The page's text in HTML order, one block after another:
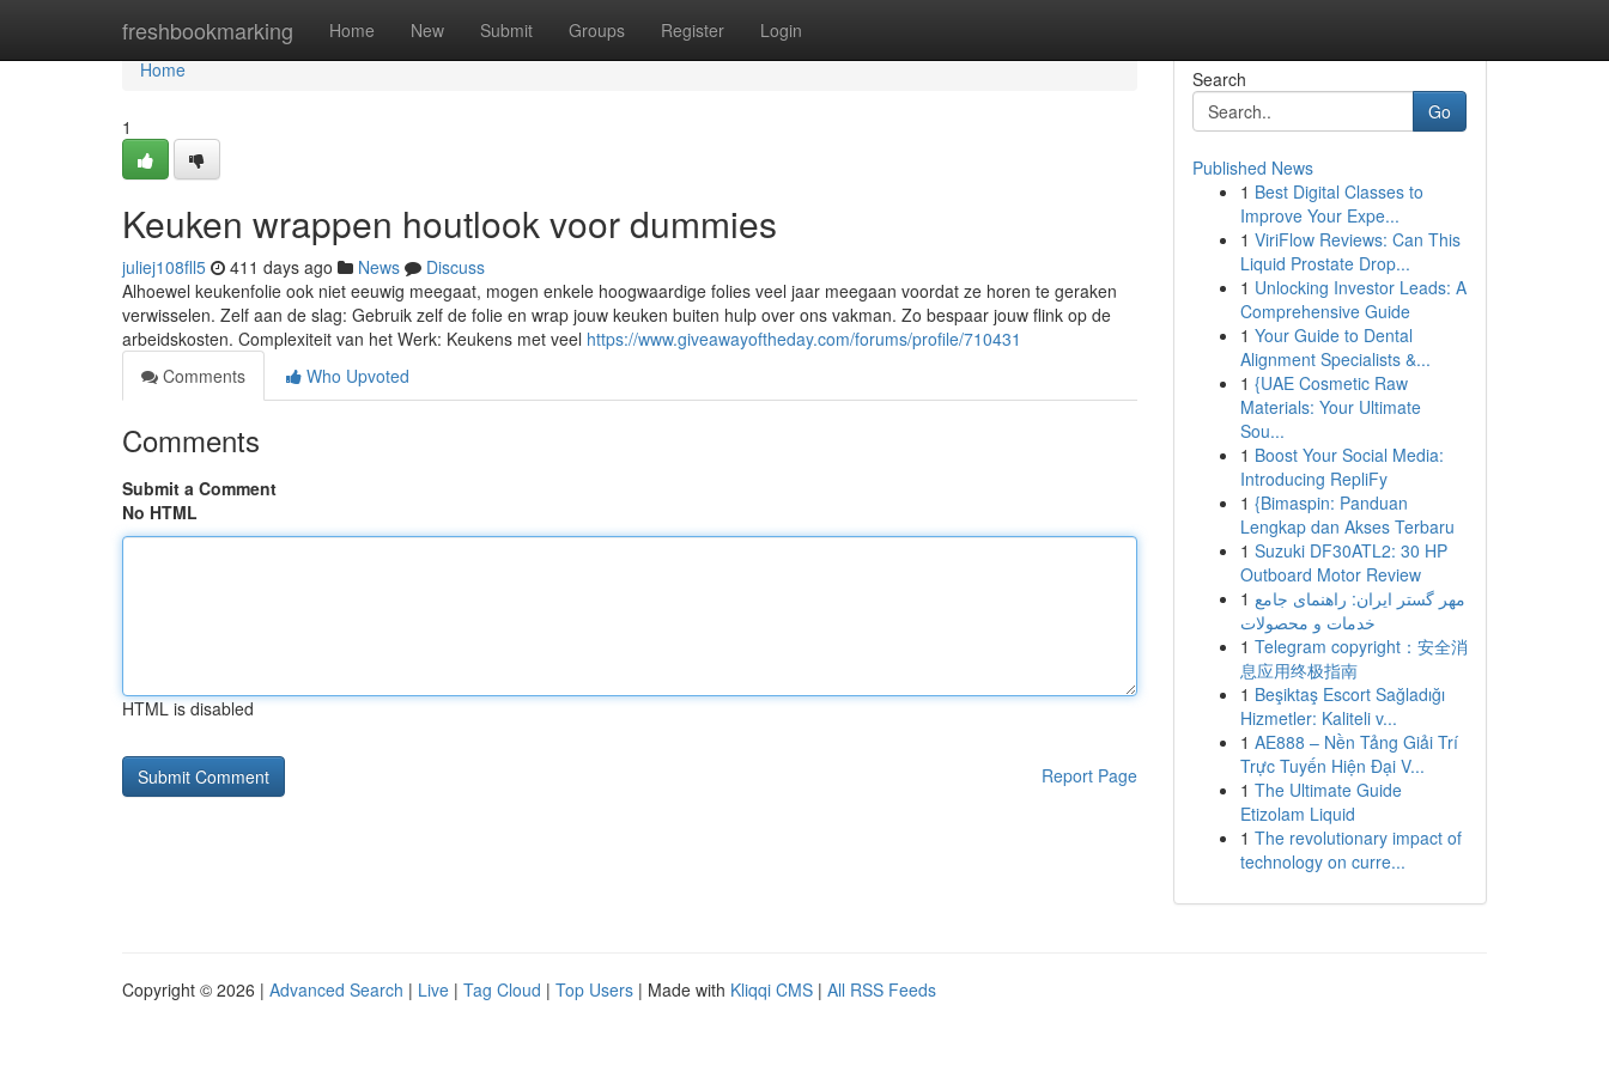
freshbookmarking Home New Submit Groups Register Login
Home
Home
1
Keuken wrappen houtlook voor dummies
juliej108fll5 411 days ago News
Discuss
Alhoewel keukenfolie ook niet eeuwig meegaat, mogen enkele hoogwaardige folies veel jaar meegaan voordat ze horen te geraken
verwisselen. Zelf aan de slag: Gebruik zelf de folie en wrap jouw keuken buiten hulp over ons vakman. Zo bespaar jouw flink op de
arbeidskosten. Complexiteit van het Werk: Keukens met veel https://www.giveawayoftheday.com/forums/profile/710431
Comments
Who Upvoted
Comments
Submit a Comment
No HTML
HTML is disabled
Report Page
Search
Go
Published News
1 Best Digital Classes to
Improve Your Expe...
1 ViriFlow Reviews: Can This
Liquid Prostate Drop...
1 Unlocking Investor Leads: A
Comprehensive Guide
1 Your Guide to Dental
Alignment Specialists &...
1 {UAE Cosmetic Raw
Materials: Your Ultimate
Sou...
1 Boost Your Social Media:
Introducing RepliFy
1 {Bimaspin: Panduan
Lengkap dan Akses Terbaru
1 Suzuki DF30ATL2: 30 HP
Outboard Motor Review
1 مهر گستر ایران: راهنمای جامع
خدمات و محصولات
1 Telegram copyright：安全消
息应用终极指南
1 Beşiktaş Escort Sağladığı
Hizmetler: Kaliteli v...
1 AE888 – Nền Tảng Giải Trí
Trực Tuyến Hiện Đại V...
1 The Ultimate Guide
Etizolam Liquid
1 The revolutionary impact of
technology on curre...
Copyright © 2026 | Advanced Search | Live | Tag Cloud | Top Users | Made with Kliqqi CMS | All RSS Feeds